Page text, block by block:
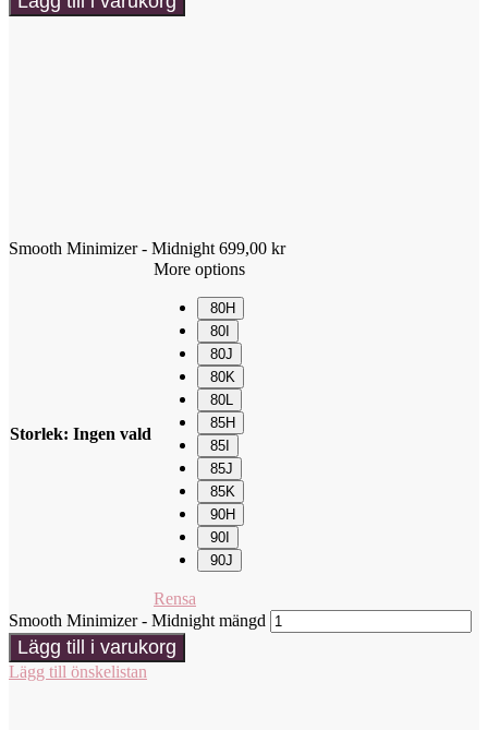
Smooth Minimizer - Midnight 699,00 kr
Storlek: Ingen vald
More options
80H
80I
80J
80K
80L
85H
85I
85J
85K
90H
90I
90J
Rensa
Smooth Minimizer - Midnight mängd
Lägg till i varukorg
Lägg till önskelistan